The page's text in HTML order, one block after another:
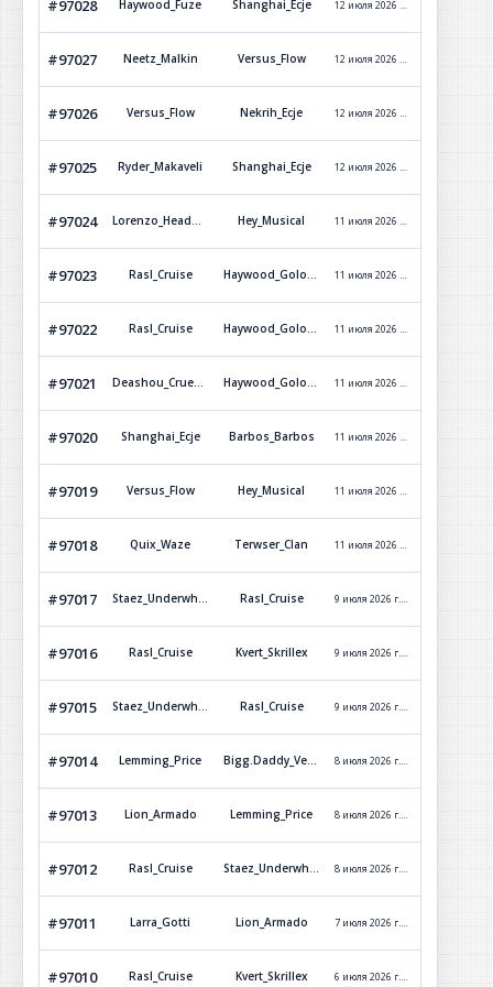
#97028 Haywood_Fuze Shanghai_Ecje 12 июля 2026 г. 11:27
#97027 Neetz_Malkin Versus_Flow 12 июля 2026 г. 11:03
#97026 Versus_Flow Nekrih_Ecje 12 июля 2026 г. 10:37
#97025 Ryder_Makaveli Shanghai_Ecje 12 июля 2026 г. 4:03
#97024 Lorenzo_Headway Hey_Musical 11 июля 2026 г. 22:36
#97023 Rasl_Cruise Haywood_Golovorez 11 июля 2026 г. 20:47
#97022 Rasl_Cruise Haywood_Golovorez 11 июля 2026 г. 20:33
#97021 Deashou_Crueshi Haywood_Golovorez 11 июля 2026 г. 20:29
#97020 Shanghai_Ecje Barbos_Barbos 11 июля 2026 г. 17:17
#97019 Versus_Flow Hey_Musical 11 июля 2026 г. 16:39
#97018 Quix_Waze Terwser_Clan 11 июля 2026 г. 15:36
#97017 Staez_Underwhat Rasl_Cruise 9 июля 2026 г. 19:19
#97016 Rasl_Cruise Kvert_Skrillex 9 июля 2026 г. 15:11
#97015 Staez_Underwhat Rasl_Cruise 9 июля 2026 г. 13:33
#97014 Lemming_Price Bigg.Daddy_Versetti 8 июля 2026 г. 18:11
#97013 Lion_Armado Lemming_Price 8 июля 2026 г. 12:53
#97012 Rasl_Cruise Staez_Underwhat 8 июля 2026 г. 12:26
#97011 Larra_Gotti Lion_Armado 7 июля 2026 г. 9:27
#97010 Rasl_Cruise Kvert_Skrillex 6 июля 2026 г. 13:13